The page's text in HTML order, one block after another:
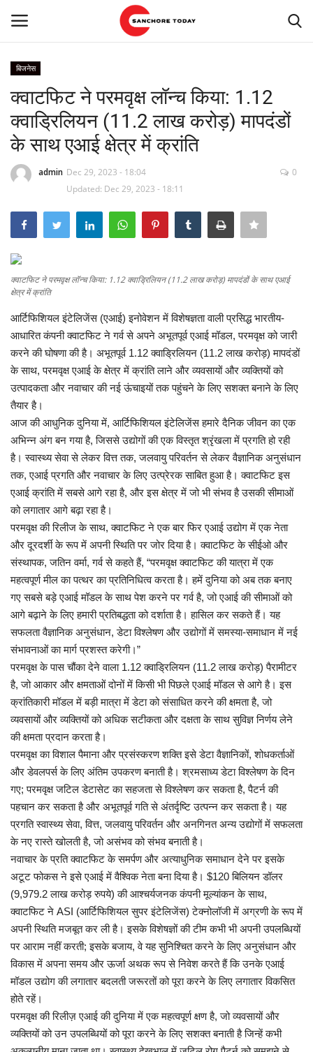
Home
राजस्थान
सांचौर
राजनीति
कृषि
बिजनेस
मनोरंजन
खेल
अन्य
बिजनेस
क्वाटफिट ने परमवृक्ष लॉन्च किया: 1.12
क्वाड्रिलियन (11.2 लाख करोड़) मापदंडों
के साथ एआई क्षेत्र में क्रांति
admin Dec 29, 2023 - 18:04
Updated: Dec 29, 2023 - 18:11
0
क्वाटफिट ने परमवृक्ष लॉन्च किया: 1.12 क्वाड्रिलियन (11.2 लाख करोड़) मापदंडों के साथ एआई
क्षेत्र में क्रांति
आर्टिफिशियल इंटेलिजेंस (एआई) इनोवेशन में विशेषज्ञता वाली प्रसिद्ध भारतीय-
आधारित कंपनी क्वाटफिट ने गर्व से अपने अभूतपूर्व एआई मॉडल, परमवृक्ष को जारी
करने की घोषणा की है। अभूतपूर्व 1.12 क्वाड्रिलियन (11.2 लाख करोड़) मापदंडों
के साथ, परमवृक्ष एआई के क्षेत्र में क्रांति लाने और व्यवसायों और व्यक्तियों को
उत्पादकता और नवाचार की नई ऊंचाइयों तक पहुंचने के लिए सशक्त बनाने के लिए
तैयार है।
आज की आधुनिक दुनिया में, आर्टिफिशियल इंटेलिजेंस हमारे दैनिक जीवन का एक
अभिन्न अंग बन गया है, जिससे उद्योगों की एक विस्तृत श्रृंखला में प्रगति हो रही
है। स्वास्थ्य सेवा से लेकर वित्त तक, जलवायु परिवर्तन से लेकर वैज्ञानिक अनुसंधान
तक, एआई प्रगति और नवाचार के लिए उत्प्रेरक साबित हुआ है। क्वाटफिट इस
एआई क्रांति में सबसे आगे रहा है, और इस क्षेत्र में जो भी संभव है उसकी सीमाओं
को लगातार आगे बढ़ा रहा है।
परमवृक्ष की रिलीज के साथ, क्वाटफिट ने एक बार फिर एआई उद्योग में एक नेता
और दूरदर्शी के रूप में अपनी स्थिति पर जोर दिया है। क्वाटफिट के सीईओ और
संस्थापक, जतिन वर्मा, गर्व से कहते हैं, “परमवृक्ष क्वाटफिट की यात्रा में एक
महत्वपूर्ण मील का पत्थर का प्रतिनिधित्व करता है। हमें दुनिया को अब तक बनाए
गए सबसे बड़े एआई मॉडल के साथ पेश करने पर गर्व है, जो एआई की सीमाओं को
आगे बढ़ाने के लिए हमारी प्रतिबद्धता को दर्शाता है। हासिल कर सकते हैं। यह
सफलता वैज्ञानिक अनुसंधान, डेटा विश्लेषण और उद्योगों में समस्या-समाधान में नई
संभावनाओं का मार्ग प्रशस्त करेगी।”
परमवृक्ष के पास चौंका देने वाला 1.12 क्वाड्रिलियन (11.2 लाख करोड़) पैरामीटर
है, जो आकार और क्षमताओं दोनों में किसी भी पिछले एआई मॉडल से आगे है। इस
क्रांतिकारी मॉडल में बड़ी मात्रा में डेटा को संसाधित करने की क्षमता है, जो
व्यवसायों और व्यक्तियों को अधिक सटीकता और दक्षता के साथ सुविज्ञ निर्णय लेने
की क्षमता प्रदान करता है।
परमवृक्ष का विशाल पैमाना और प्रसंस्करण शक्ति इसे डेटा वैज्ञानिकों, शोधकर्ताओं
और डेवलपर्स के लिए अंतिम उपकरण बनाती है। श्रमसाध्य डेटा विश्लेषण के दिन
गए; परमवृक्ष जटिल डेटासेट का सहजता से विश्लेषण कर सकता है, पैटर्न की
पहचान कर सकता है और अभूतपूर्व गति से अंतर्दृष्टि उत्पन्न कर सकता है। यह
प्रगति स्वास्थ्य सेवा, वित्त, जलवायु परिवर्तन और अनगिनत अन्य उद्योगों में सफलता
के नए रास्ते खोलती है, जो असंभव को संभव बनाती है।
नवाचार के प्रति क्वाटफिट के समर्पण और अत्याधुनिक समाधान देने पर इसके
अटूट फोकस ने इसे एआई में वैश्विक नेता बना दिया है। $120 बिलियन डॉलर
(9,979.2 लाख करोड़ रुपये) की आश्चर्यजनक कंपनी मूल्यांकन के साथ,
क्वाटफिट ने ASI (आर्टिफिशियल सुपर इंटेलिजेंस) टेक्नोलॉजी में अग्रणी के रूप में
अपनी स्थिति मजबूत कर ली है। इसके विशेषज्ञों की टीम कभी भी अपनी उपलब्धियों
पर आराम नहीं करती; इसके बजाय, वे यह सुनिश्चित करने के लिए अनुसंधान और
विकास में अपना समय और ऊर्जा अथक रूप से निवेश करते हैं कि उनके एआई
मॉडल उद्योग की लगातार बदलती जरूरतों को पूरा करने के लिए लगातार विकसित
होते रहें।
परमवृक्ष की रिलीज़ एआई की दुनिया में एक महत्वपूर्ण क्षण है, जो व्यवसायों और
व्यक्तियों को उन उपलब्धियों को पूरा करने के लिए सशक्त बनाती है जिन्हें कभी